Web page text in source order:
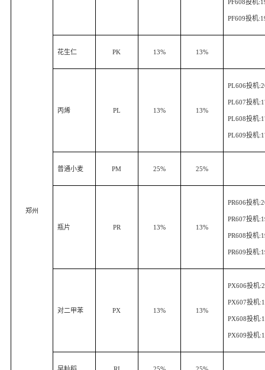
郑州
PF608投机
PF609投机
花生仁 PK 13% 13%
丙烯 PL 13% 13%
PL606投机
PL607投机
PL608投机
PL609投机
普通小麦 PM 25% 25%
瓶片 PR 13% 13%
PR606投机
PR607投机
PR608投机
PR609投机
对二甲苯 PX 13% 13%
PX606投机
PX607投机
PX608投机
PX609投机